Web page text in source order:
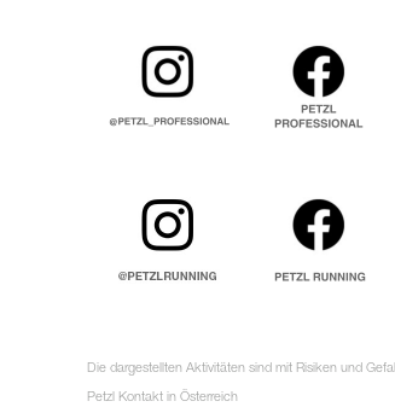
Die dargestellten Aktivitäten sind mit Risiken und
Petzl Kontakt in Österreich